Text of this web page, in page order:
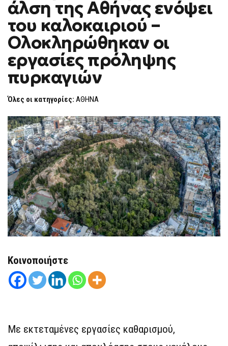
ΚΑΙ
ΤΑ
ΆΛΣΗ
ΤΗΣ
ΑΘΉΝΑΣ
ΕΝΌΨΕΙ
ΚΑΛΟΚΑΙΡΙΟΎ
–
ΟΛΟΚΛΗΡΏΘΗΚΑΝ
άλση της Αθήνας ενόψει
του καλοκαιριού –
Ολοκληρώθηκαν οι
εργασίες πρόληψης
πυρκαγιών
Όλες οι κατηγορίες: ΑΘΗΝΑ
Κοινοποιήστε
Με εκτεταμένες εργασίες καθαρισμού,